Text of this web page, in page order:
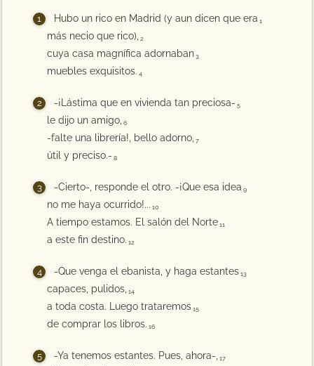
Hubo un rico en Madrid (y aun dicen que era 1
más necio que rico), 2
cuya casa magnífica adornaban 3
muebles exquisitos. 4
-¡Lástima que en vivienda tan preciosa- 5
le dijo un amigo, 6
-falte una librería!, bello adorno, 7
útil y preciso.- 8
-Cierto-, responde el otro. -¡Que esa idea 9
no me haya ocurrido!... 10
A tiempo estamos. El salón del Norte 11
a este fin destino. 12
-Que venga el ebanista, y haga estantes 13
capaces, pulidos, 14
a toda costa. Luego trataremos 15
de comprar los libros. 16
-Ya tenemos estantes. Pues, ahora-, 17